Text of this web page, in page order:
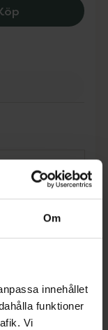
Om
innehållet
funktioner
Vi
Geggamoja UV
Dölj
UVA- och
torkar